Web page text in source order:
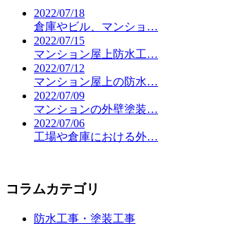
2022/07/18
倉庫やビル、マンショ…
2022/07/15
マンション屋上防水工…
2022/07/12
マンション屋上の防水…
2022/07/09
マンションの外壁塗装…
2022/07/06
工場や倉庫における外…
コラムカテゴリ
防水工事・塗装工事